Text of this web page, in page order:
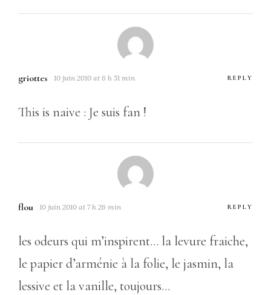
griottes 10 juin 2010 at 6 h 51 min REPLY
This is naive : Je suis fan !
flou 10 juin 2010 at 7 h 26 min REPLY
les odeurs qui m’inspirent… la levure fraiche,
le papier d’arménie à la folie, le jasmin, la
lessive et la vanille, toujours…